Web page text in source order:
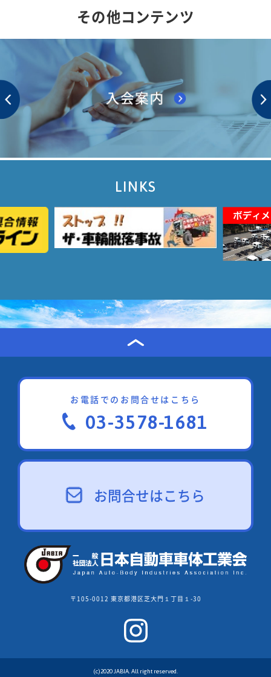
その他コンテンツ
LINKS
お電話でのお問合せはこちら
03-3578-1681
お問合せはこちら
〒105-0012 東京都港区芝大門１丁目１-30
(c)2020 JABIA. All right reserved.